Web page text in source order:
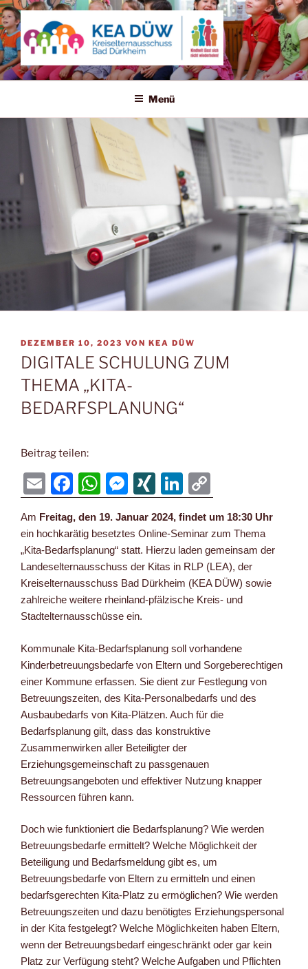
Zum
Inhalt
springen
KREISELTERNAUSSCHUSS
BAD DÜRKHEIM
Kindheit lässt sich nicht wiederholen!
Menü
VERÖFFENTLICHT
AM
DEZEMBER 10, 2023 VON KEA DÜW
DIGITALE SCHULUNG ZUM
THEMA „KITA-
BEDARFSPLANUNG“
Beitrag teilen:
E
m
ai
l
F
a
c
e
b
o
o
k
W
h
at
s
A
p
p
M
e
ss
e
n
g
er
XI
N
G
Li
n
k
e
dI
n
o
p
y
Li
n
Am Freitag, den 19. Januar 2024, findet um 18:30 Uhr
ein hochkarätig besetztes Online-Seminar zum Thema
„Kita-Bedarfsplanung“ statt. Hierzu laden gemeinsam der
Landeselternausschuss der Kitas in RLP (LEA), der
Kreiselternausschuss Bad Dürkheim (KEA DÜW) sowie
zahlreiche weitere rheinland-pfälzische Kreis- und
Stadtelternausschüsse ein.
Kommunale Kita-Bedarfsplanung soll vorhandene
Kinderbetreuungsbedarfe von Eltern und Sorgeberechtigen
einer Kommune erfassen. Sie dient zur Festlegung von
Betreuungszeiten, des Kita-Personalbedarfs und des
Ausbaubedarfs von Kita-Plätzen. Auch für die
Bedarfsplanung gilt, dass das konstruktive
Zusammenwirken aller Beteiligter der
Erziehungsgemeinschaft zu passgenauen
Betreuungsangeboten und effektiver Nutzung knapper
Ressourcen führen kann.
Doch wie funktioniert die Bedarfsplanung? Wie werden
Betreuungsbedarfe ermittelt? Welche Möglichkeit der
Beteiligung und Bedarfsmeldung gibt es, um
Betreuungsbedarfe von Eltern zu ermitteln und einen
bedarfsgerechten Kita-Platz zu ermöglichen? Wie werden
Betreuungszeiten und dazu benötigtes Erziehungspersonal
in der Kita festgelegt? Welche Möglichkeiten haben Eltern,
wenn der Betreuungsbedarf eingeschränkt oder gar kein
Platz zur Verfügung steht? Welche Aufgaben und Pflichten